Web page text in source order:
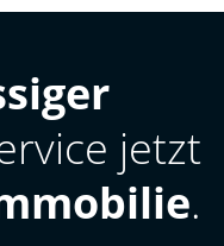
jetzt
.